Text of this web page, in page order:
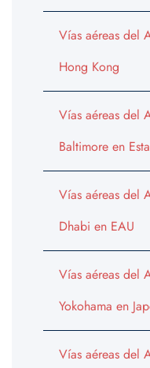
Vías aéreas del
Hong Kong
Vías aéreas del
Baltimore en
Vías aéreas del
Dhabi en EAU
Vías aéreas del
Yokohama en
Vías aéreas del